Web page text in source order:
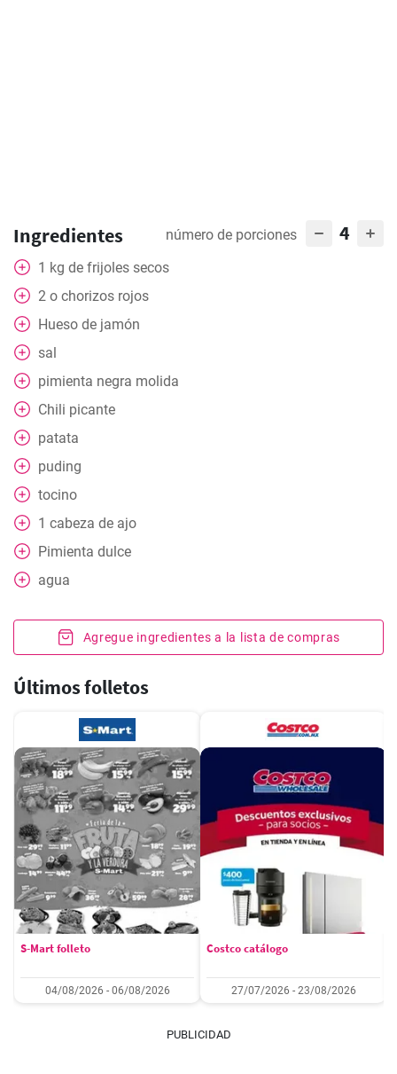
Ingredientes número de porciones 4
1 kg de frijoles secos
2 o chorizos rojos
Hueso de jamón
sal
pimienta negra molida
Chili picante
patata
puding
tocino
1 cabeza de ajo
Pimienta dulce
agua
Agregue ingredientes a la lista de compras
Últimos folletos
S-Mart folleto
04/08/2026 - 06/08/2026
Costco catálogo
27/07/2026 - 23/08/2026
PUBLICIDAD